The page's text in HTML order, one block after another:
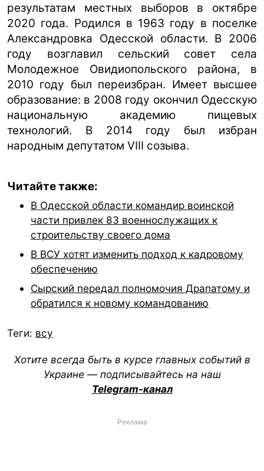
результатам местных выборов в октябре
2020 года. Родился в 1963 году в поселке
Александровка Одесской области. В 2006
году возглавил сельский совет села
Молодежное Овидиопольского района, в
2010 году был переизбран. Имеет высшее
образование: в 2008 году окончил Одесскую
национальную академию пищевых
технологий. В 2014 году был избран
народным депутатом VIII созыва.
Читайте также:
В Одесской области командир воинской
части привлек 83 военнослужащих к
строительству своего дома
В ВСУ хотят изменить подход к кадровому
обеспечению
Сырский передал полномочия Драпатому и
обратился к новому командованию
Теги: всу
Хотите всегда быть в курсе главных событий в
Украине — подписывайтесь на наш
Telegram-канал
Реклама